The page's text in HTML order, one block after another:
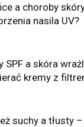
a choroby
nasila UV?
SPF a skóra
kremy z
suchy a tłusty